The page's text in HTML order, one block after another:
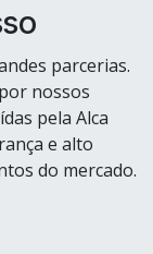
parcerias.
nossos
pela Alca
e alto
do mercado.